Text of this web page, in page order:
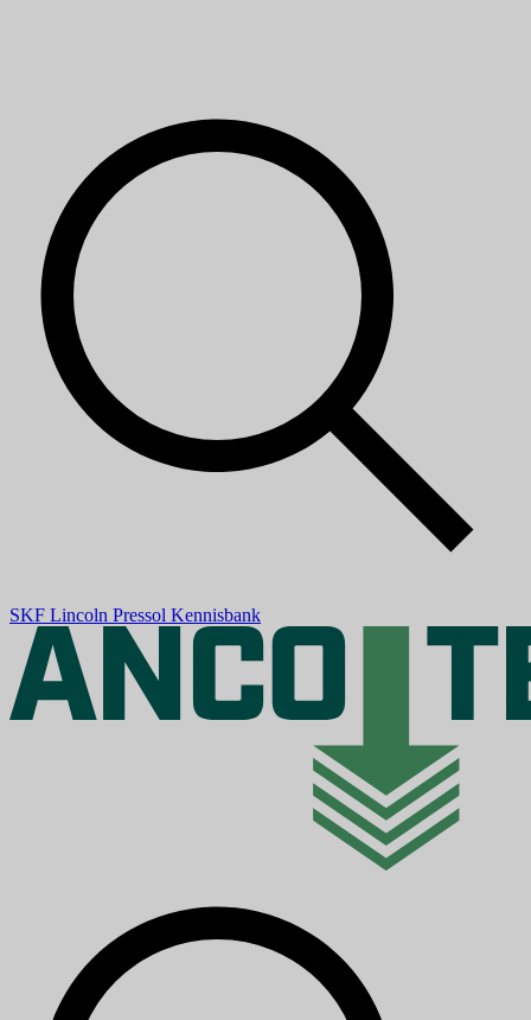
SKF Lincoln Pressol Kennisbank